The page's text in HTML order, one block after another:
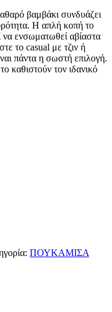
βαμβάκι συνδυάζει
Η απλή κοπή το
να ενσωματωθεί αβίαστα
το casual με τζιν ή
πάντα η σωστή επιλογή.
καθιστούν τον ιδανικό
ΠΟΥΚΑΜΙΣΑ